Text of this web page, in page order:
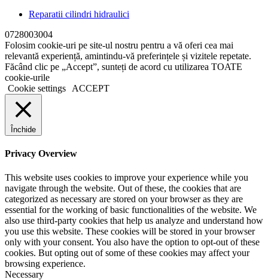
Reparatii cilindri hidraulici
0728003004
Folosim cookie-uri pe site-ul nostru pentru a vă oferi cea mai
relevantă experiență, amintindu-vă preferințele și vizitele repetate.
Făcând clic pe „Accept”, sunteți de acord cu utilizarea TOATE
cookie-urile
Cookie settings
ACCEPT
Închide
Privacy Overview
This website uses cookies to improve your experience while you
navigate through the website. Out of these, the cookies that are
categorized as necessary are stored on your browser as they are
essential for the working of basic functionalities of the website. We
also use third-party cookies that help us analyze and understand how
you use this website. These cookies will be stored in your browser
only with your consent. You also have the option to opt-out of these
cookies. But opting out of some of these cookies may affect your
browsing experience.
Necessary